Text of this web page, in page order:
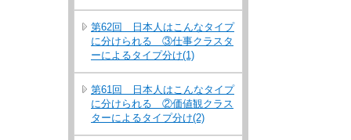
第62回 日本人はこんなタイプ
に分けられる ③仕事クラスタ
ーによるタイプ分け(1)
第61回 日本人はこんなタイプ
に分けられる ②価値観クラス
ターによるタイプ分け(2)